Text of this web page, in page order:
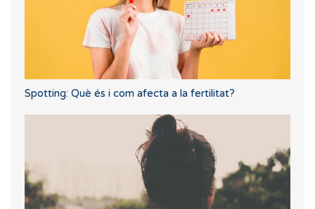
Spotting: Què és i com afecta a la fertilitat?